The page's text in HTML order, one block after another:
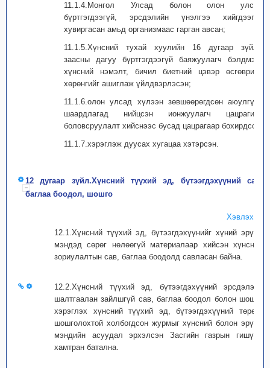
11.1.4.Монгол Улсад болон олон улсад
бүртгэгдээгүй, эрсдэлийн үнэлгээ хийгдээгүй
хувиргасан амьд организмаас гарган авсан;
11.1.5.Хүнсний тухай хуулийн 16 дугаар зүйлд
заасны дагуу бүртгэгдээгүй баяжуулагч бэлдмэл,
хүнсний нэмэлт, бичил биетний цэвэр өсгөврийн
хөрөнгийг ашиглаж үйлдвэрлэсэн;
11.1.6.олон улсад хүлээн зөвшөөрөгдсөн аюулгүйн
шаардлагад нийцсэн ионжуулагч цацрагийн
боловсруулалт хийснээс бусад цацрагаар бохирдсон;
11.1.7.хэрэглэж дуусах хугацаа хэтэрсэн.
12 дугаар зүйл.Хүнсний түүхий эд, бүтээгдэхүүний сав,
баглаа боодол, шошго
Хэвлэх
12.1.Хүнсний түүхий эд, бүтээгдэхүүнийг хүний эрүүл
мэндэд сөрөг нөлөөгүй материалаар хийсэн хүнсний
зориулалтын сав, баглаа боодолд савласан байна.
12.2.Хүнсний түүхий эд, бүтээгдэхүүний эрсдэлээс
шалтгаалан зайлшгүй сав, баглаа боодол болон шошго
хэрэглэх хүнсний түүхий эд, бүтээгдэхүүний төрөл,
шошголохтой холбогдсон журмыг хүнсний болон эрүүл
мэндийн асуудал эрхэлсэн Засгийн газрын гишүүд
хамтран батална.